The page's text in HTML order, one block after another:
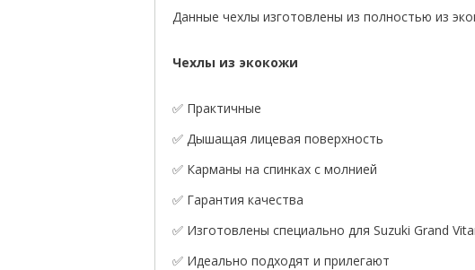
Данные чехлы изготовлены из полностью из
Чехлы из экокожи
✅ Практичные
✅ Дышащая лицевая поверхность
✅ Карманы на спинках с молнией
✅ Гарантия качества
✅ Изготовлены специально для Suzuki Grand
✅ Идеально подходят и прилегают